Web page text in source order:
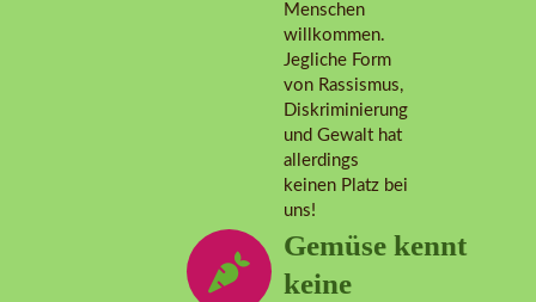
Menschen
willkommen.
Jegliche Form
von Rassismus,
Diskriminierung
und Gewalt hat
allerdings
keinen Platz bei
uns!
Gemüse kennt
keine